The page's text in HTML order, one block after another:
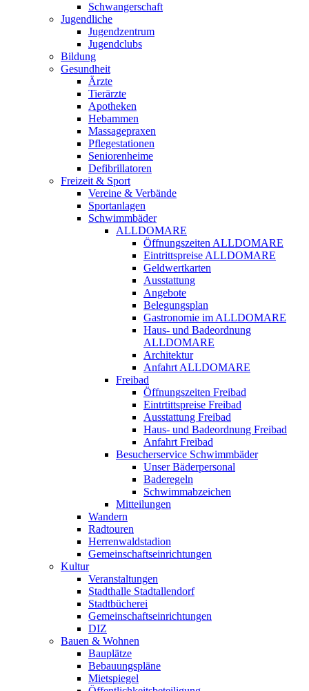
Schwangerschaft
Jugendliche
Jugendzentrum
Jugendclubs
Bildung
Gesundheit
Ärzte
Tierärzte
Apotheken
Hebammen
Massagepraxen
Pflegestationen
Seniorenheime
Defibrillatoren
Freizeit & Sport
Vereine & Verbände
Sportanlagen
Schwimmbäder
ALLDOMARE
Öffnungszeiten ALLDOMARE
Eintrittspreise ALLDOMARE
Geldwertkarten
Ausstattung
Angebote
Belegungsplan
Gastronomie im ALLDOMARE
Haus- und Badeordnung
ALLDOMARE
Architektur
Anfahrt ALLDOMARE
Freibad
Öffnungszeiten Freibad
Eintrtittspreise Freibad
Ausstattung Freibad
Haus- und Badeordnung Freibad
Anfahrt Freibad
Besucherservice Schwimmbäder
Unser Bäderpersonal
Baderegeln
Schwimmabzeichen
Mitteilungen
Wandern
Radtouren
Herrenwaldstadion
Gemeinschaftseinrichtungen
Kultur
Veranstaltungen
Stadthalle Stadtallendorf
Stadtbücherei
Gemeinschaftseinrichtungen
DIZ
Bauen & Wohnen
Bauplätze
Bebauungspläne
Mietspiegel